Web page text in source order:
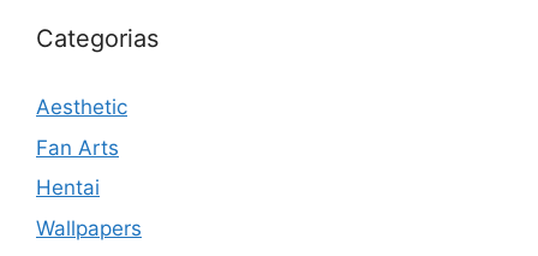
Categorias
Aesthetic
Fan Arts
Hentai
Wallpapers